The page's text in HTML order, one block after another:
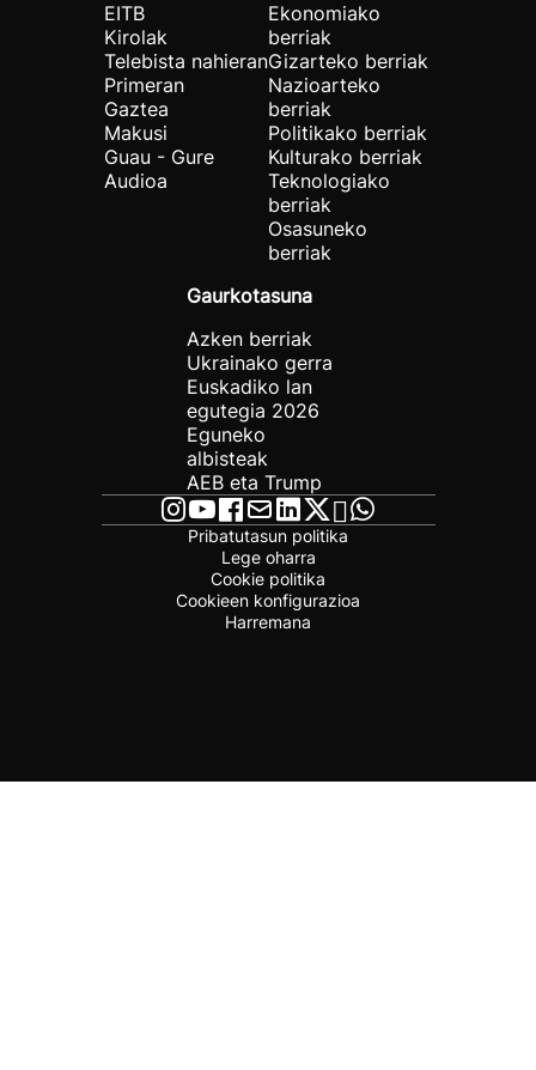
EITB
Kirolak
Telebista nahieran
Primeran
Gaztea
Makusi
Guau - Gure
Audioa
Ekonomiako
berriak
Gizarteko berriak
Nazioarteko
berriak
Politikako berriak
Kulturako berriak
Teknologiako
berriak
Osasuneko
berriak
Gaurkotasuna
Azken berriak
Ukrainako gerra
Euskadiko lan
egutegia 2026
Eguneko
albisteak
AEB eta Trump
Pribatutasun politika
Lege oharra
Cookie politika
Cookieen konfigurazioa
Harremana